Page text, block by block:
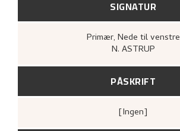
SIGNATUR
Primær, Nede til venstre
N. ASTRUP
PÅSKRIFT
[ingen]